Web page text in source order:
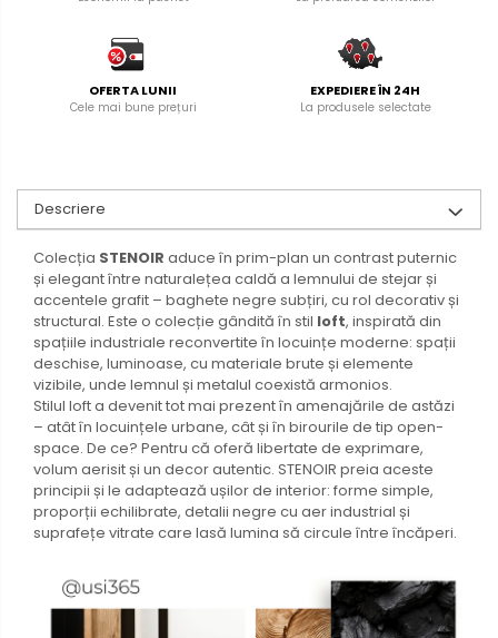
OFERTA LUNII
Cele mai bune prețuri
EXPEDIERE ÎN 24H
La produsele selectate
Descriere
Colecția STENOIR aduce în prim-plan un contrast puternic
și elegant între naturalețea caldă a lemnului de stejar și
accentele grafit – baghete negre subțiri, cu rol decorativ și
structural. Este o colecție gândită în stil loft, inspirată din
spațiile industriale reconvertite în locuințe moderne: spații
deschise, luminoase, cu materiale brute și elemente
vizibile, unde lemnul și metalul coexistă armonios.
Stilul loft a devenit tot mai prezent în amenajările de astăzi
– atât în locuințele urbane, cât și în birourile de tip open-
space. De ce? Pentru că oferă libertate de exprimare,
volum aerisit și un decor autentic. STENOIR preia aceste
principii și le adaptează ușilor de interior: forme simple,
proporții echilibrate, detalii negre cu aer industrial și
suprafețe vitrate care lasă lumina să circule între încăperi.